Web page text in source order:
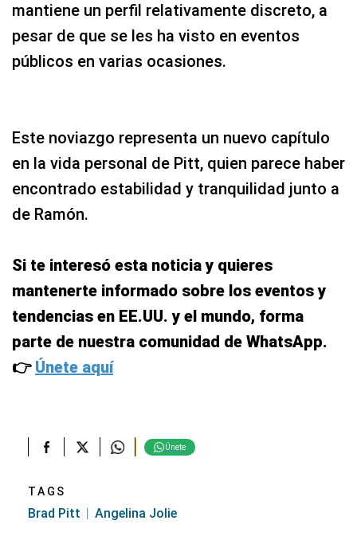
mantiene un perfil relativamente discreto, a
pesar de que se les ha visto en eventos
públicos en varias ocasiones.
Este noviazgo representa un nuevo capítulo
en la vida personal de Pitt, quien parece haber
encontrado estabilidad y tranquilidad junto a
de Ramón.
Si te interesó esta noticia y quieres
mantenerte informado sobre los eventos y
tendencias en EE.UU. y el mundo, forma
parte de nuestra comunidad de WhatsApp.
👉 Únete aquí
Únete
TAGS
Brad Pitt Angelina Jolie